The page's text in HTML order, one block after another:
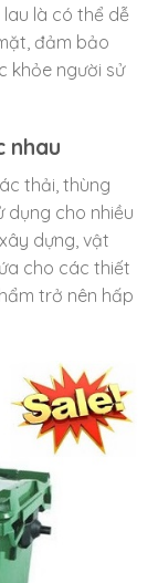
là có thể dễ
đảm bảo
khỏe người sử
nhau
thải, thùng
dụng cho nhiều
dựng, vật
cho các thiết
trở nên hấp